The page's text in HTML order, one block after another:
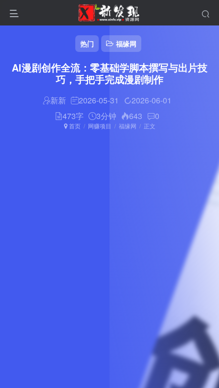
热门 福缘网
AI漫剧创作全流：零基础学脚本撰写与出片技
巧，手把手完成漫剧制作
新新 2026-05-31
2026-06-01
473字
3分钟 643 0
首页 网赚项目 福缘网 正文